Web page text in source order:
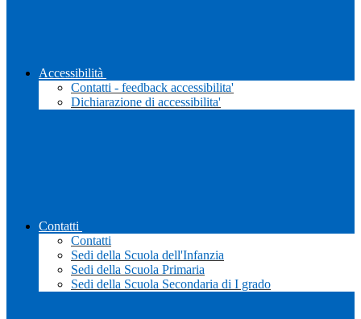
Accessibilità
Contatti - feedback accessibilita'
Dichiarazione di accessibilita'
Contatti
Contatti
Sedi della Scuola dell'Infanzia
Sedi della Scuola Primaria
Sedi della Scuola Secondaria di I grado